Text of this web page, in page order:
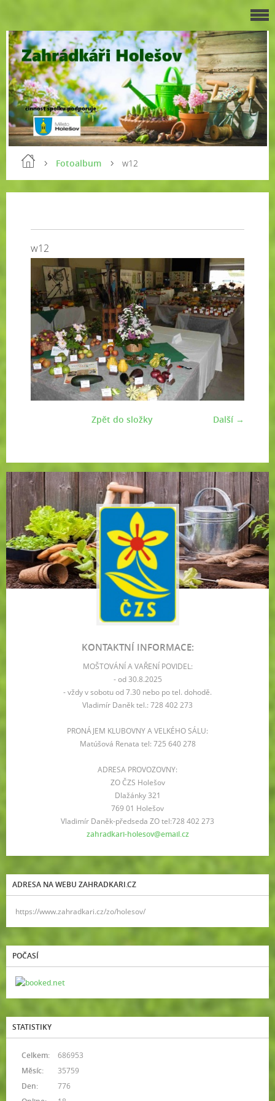
Fotoalbum w12
w12
Další →
Zpět do složky
KONTAKTNÍ INFORMACE:
MOŠTOVÁNÍ A VAŘENÍ POVIDEL:
- od 30.8.2025
- vždy v sobotu od 7.30 nebo po tel. dohodě.
Vladimír Daněk tel.: 728 402 273
PRONÁJEM KLUBOVNY A VELKÉHO SÁLU:
Matúšová Renata tel: 725 640 278
ADRESA PROVOZOVNY:
ZO ČZS Holešov
Dlažánky 321
769 01 Holešov
Vladimír Daněk-předseda ZO tel:728 402 273
zahradkari-holesov@email.cz
ADRESA NA WEBU ZAHRADKARI.CZ
https://www.zahradkari.cz/zo/holesov/
POČASÍ
STATISTIKY
Celkem:
686953
Měsíc:
35759
Den:
776